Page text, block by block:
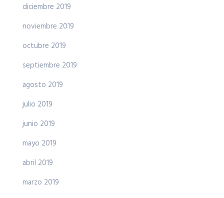
diciembre 2019
noviembre 2019
octubre 2019
septiembre 2019
agosto 2019
julio 2019
junio 2019
mayo 2019
abril 2019
marzo 2019